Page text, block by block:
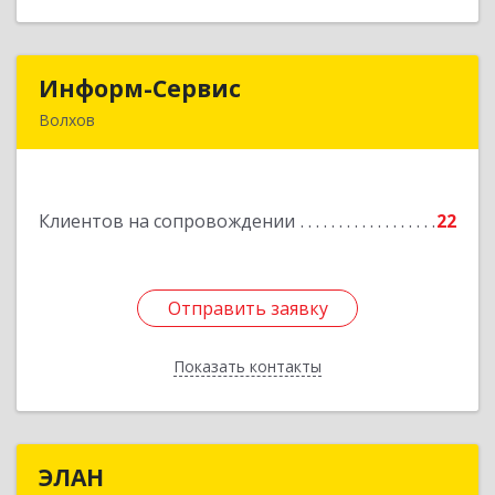
Информ-Сервис
Волхов
Клиентов на сопровождении 22
Отправить заявку
Показать контакты
Подробнее
Отправить заявку
Назад
ЭЛАН